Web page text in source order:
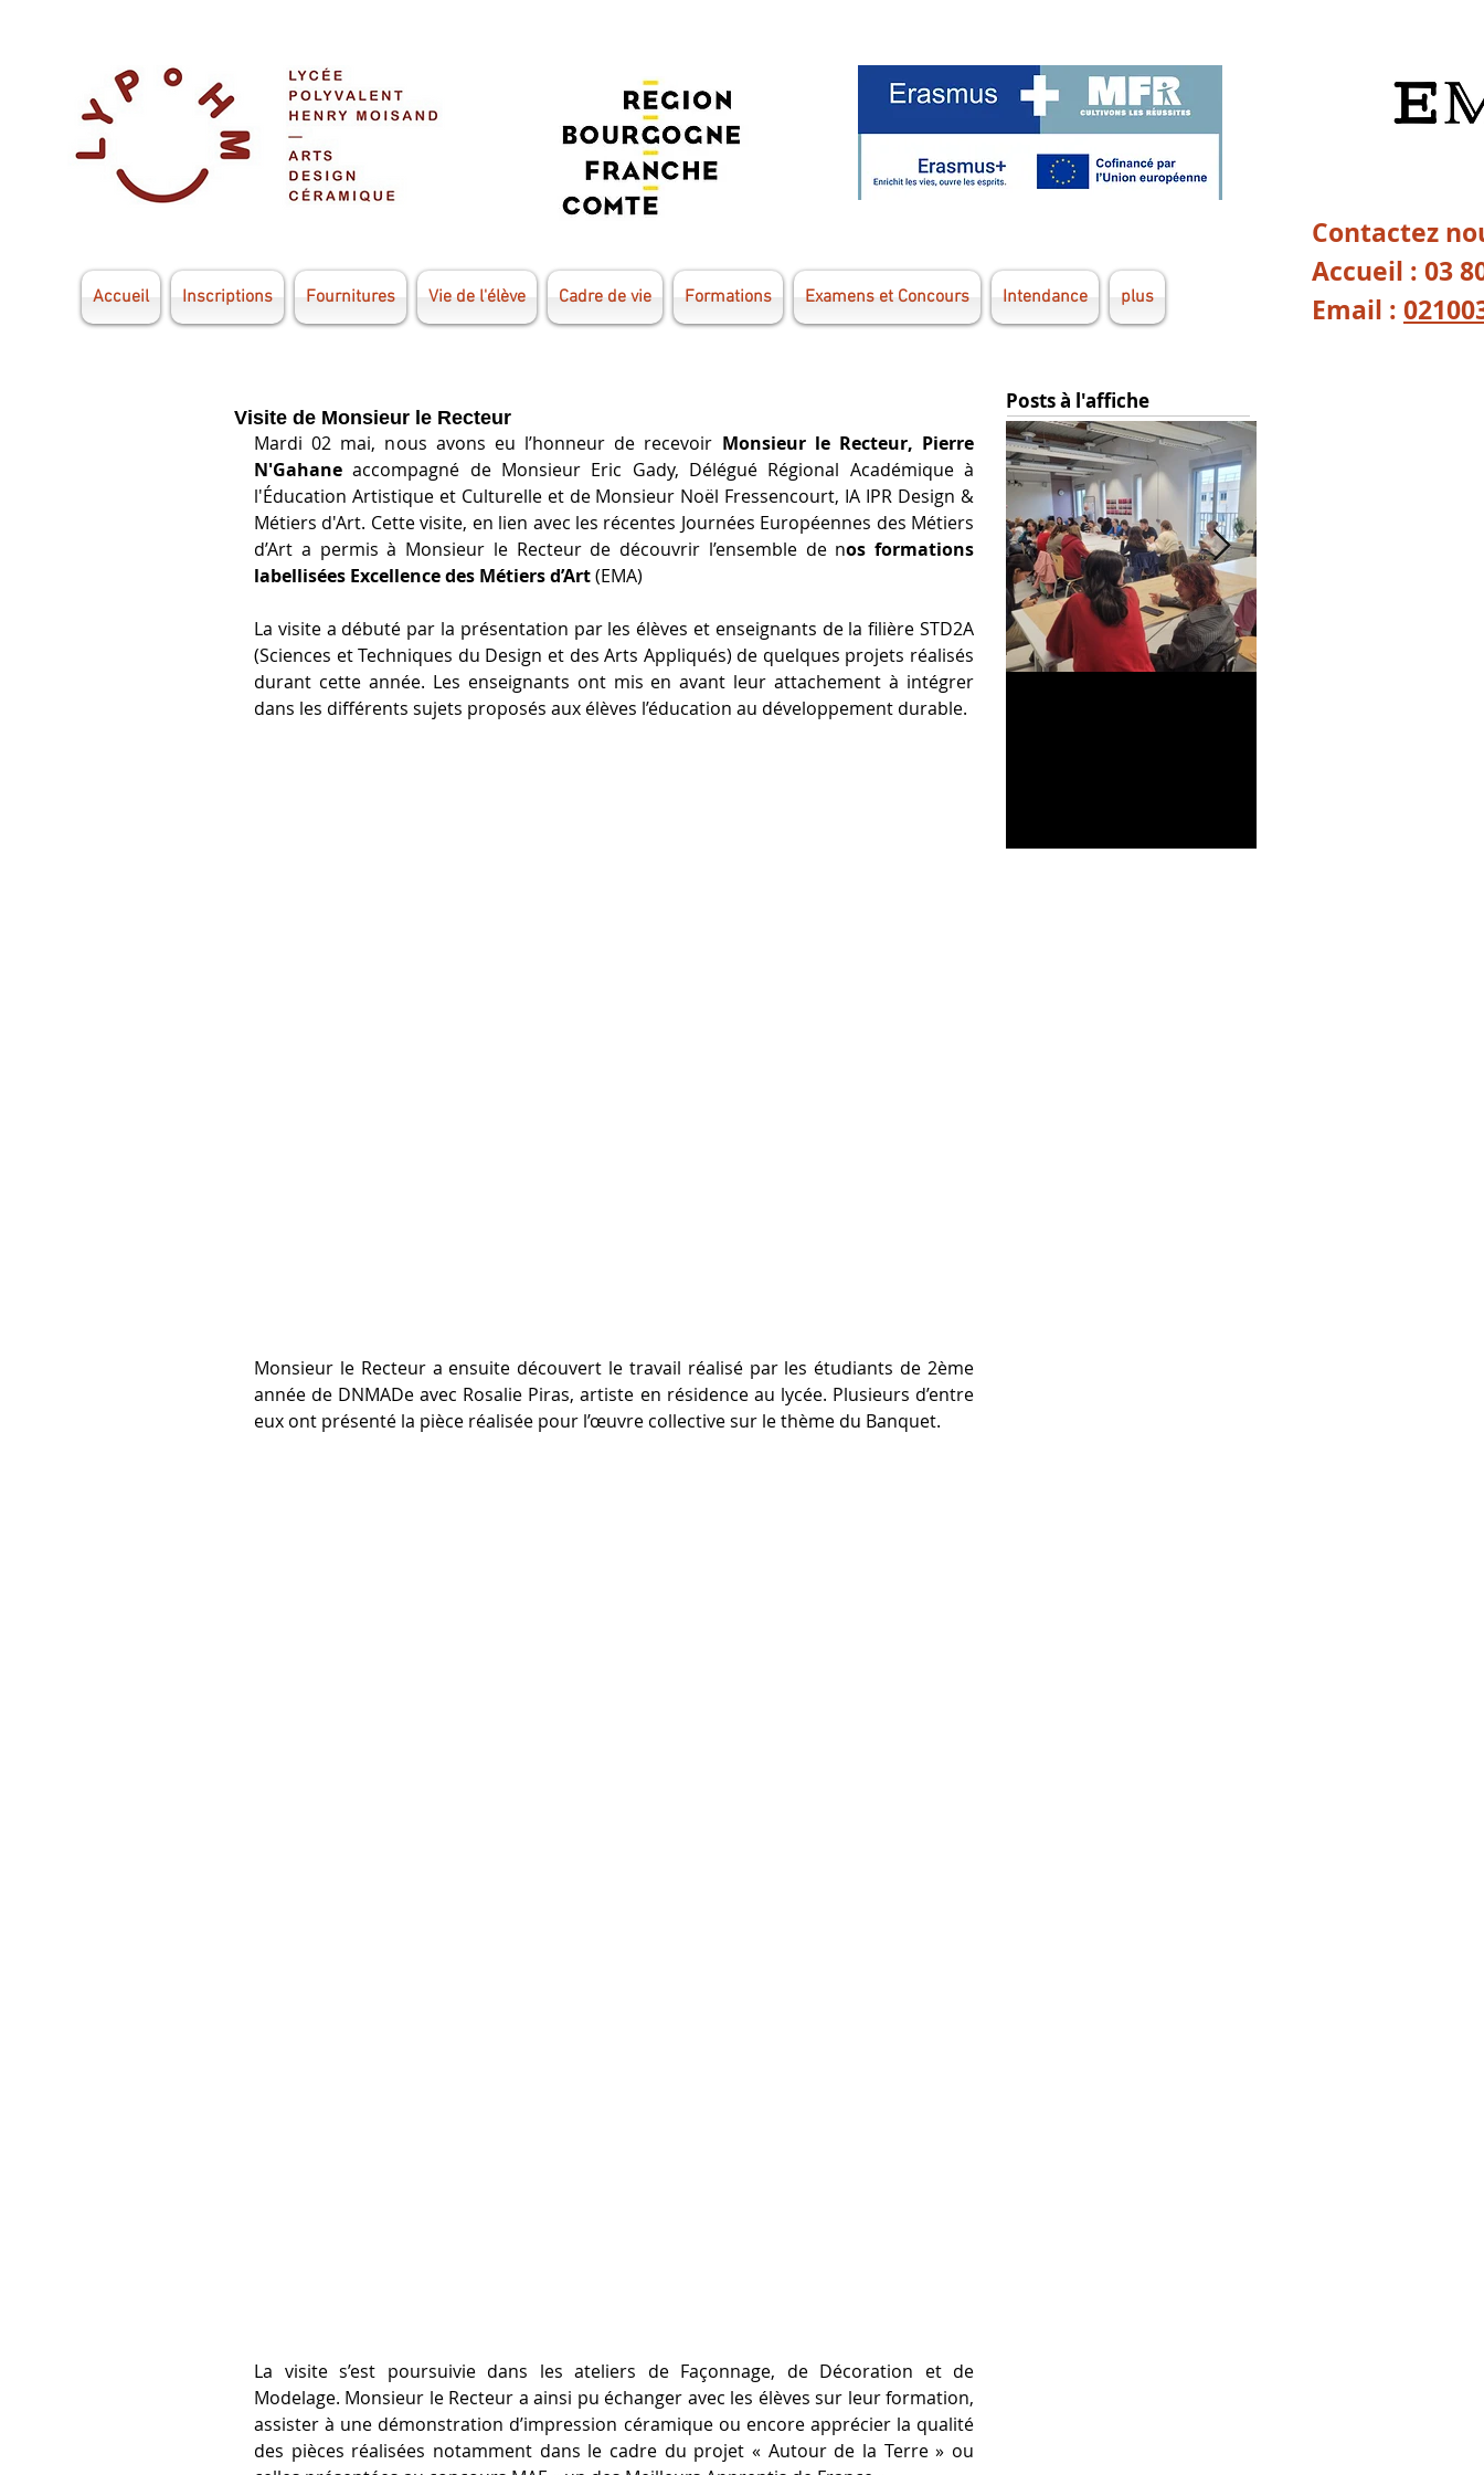
Accueil Inscriptions Fournitures Vie de l'élève Cadre de vie Formations Examens et Concours Intendance plus
Contactez
Accueil : 03
Email :
Visite de Monsieur le Recteur
Mardi 02 mai, nous avons eu l’honneur de recevoir Monsieur le Recteur, Pierre
N'Gahane accompagné de Monsieur Eric Gady, Délégué Régional Académique à
l'Éducation Artistique et Culturelle et de Monsieur Noël Fressencourt, IA IPR Design &
Métiers d'Art. Cette visite, en lien avec les récentes Journées Européennes des Métiers
d’Art a permis à Monsieur le Recteur de découvrir l’ensemble de nos formations
labellisées Excellence des Métiers d’Art (EMA)
La visite a débuté par la présentation par les élèves et enseignants de la filière STD2A
(Sciences et Techniques du Design et des Arts Appliqués) de quelques projets réalisés
durant cette année. Les enseignants ont mis en avant leur attachement à intégrer
dans les différents sujets proposés aux élèves l’éducation au développement durable.
Monsieur le Recteur a ensuite découvert le travail réalisé par les étudiants de 2ème
année de DNMADe avec Rosalie Piras, artiste en résidence au lycée. Plusieurs d’entre
eux ont présenté la pièce réalisée pour l’œuvre collective sur le thème du Banquet.
La visite s’est poursuivie dans les ateliers de Façonnage, de Décoration et de
Modelage. Monsieur le Recteur a ainsi pu échanger avec les élèves sur leur formation,
assister à une démonstration d’impression céramique ou encore apprécier la qualité
des pièces réalisées notamment dans le cadre du projet « Autour de la Terre » ou
Posts à l'affiche